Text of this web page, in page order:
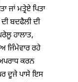
ਜਾਂ ਮਤ੍ਰੇਏ ਪਿਤਾ
ਬਦਫੈਲੀ ਦੀ
ਹਾਲਾਤ,
ਜਿੰਮੇਵਾਰ ਰਹੇ
ਕਰਨ
ਦੂਜੇ ਪਾਸੇ ਇਸ